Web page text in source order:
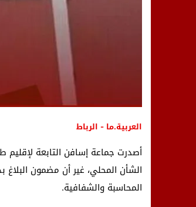
العربية.ما - الرباط
أصدرت جماعة إسافن التابعة لإقليم
الشأن المحلي، غير أن مضمون
المحاسبة والشفافية.